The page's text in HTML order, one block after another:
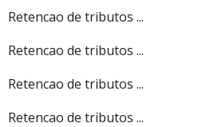
Retencao de tributos ...
Retencao de tributos ...
Retencao de tributos ...
Retencao de tributos ...